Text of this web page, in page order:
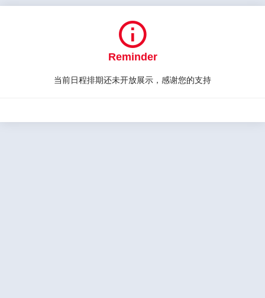

Reminder
当前日程排期还未开放展示，感谢您的支持